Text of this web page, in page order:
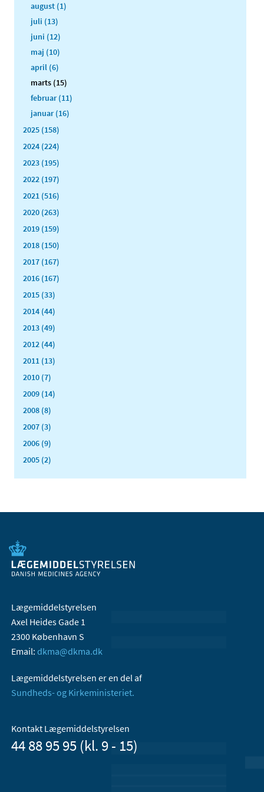
august (1)
juli (13)
juni (12)
maj (10)
april (6)
marts (15)
februar (11)
januar (16)
2025 (158)
2024 (224)
2023 (195)
2022 (197)
2021 (516)
2020 (263)
2019 (159)
2018 (150)
2017 (167)
2016 (167)
2015 (33)
2014 (44)
2013 (49)
2012 (44)
2011 (13)
2010 (7)
2009 (14)
2008 (8)
2007 (3)
2006 (9)
2005 (2)
Lægemiddelstyrelsen
Axel Heides Gade 1
2300 København S
Email: dkma@dkma.dk
Lægemiddelstyrelsen er en del af
Sundheds- og Kirkeministeriet.
Kontakt Lægemiddelstyrelsen
44 88 95 95 (kl. 9 - 15)